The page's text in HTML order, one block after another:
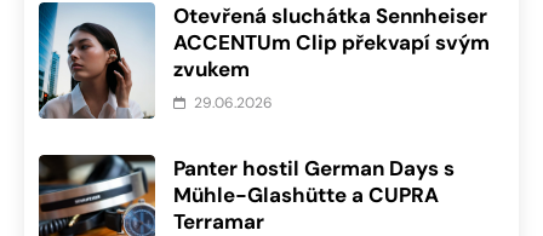
Otevřená sluchátka Sennheiser
ACCENTUm Clip překvapí svým
zvukem
29.06.2026
Panter hostil German Days s
Mühle-Glashütte a CUPRA
Terramar